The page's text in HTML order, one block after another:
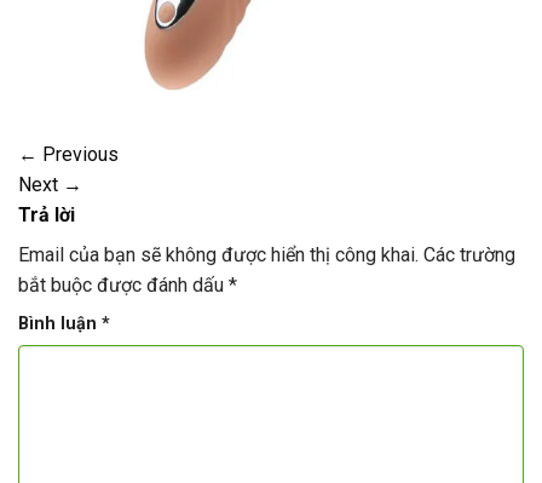
← Previous
Next →
Trả lời
Email của bạn sẽ không được hiển thị công khai. Các trường
bắt buộc được đánh dấu *
Bình luận *